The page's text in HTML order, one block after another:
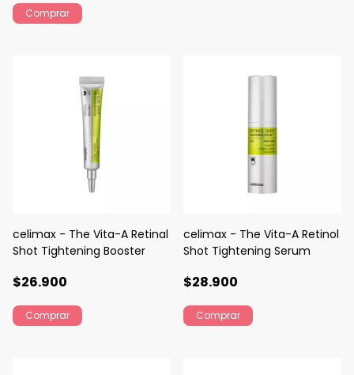
celimax - The Vita-A Retinal
Shot Tightening Booster
$26.900
celimax - The Vita-A Retinol
Shot Tightening Serum
$28.900